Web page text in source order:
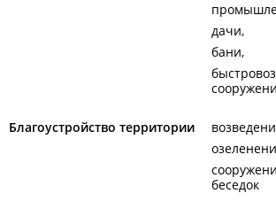
дачи
бани
Благоустройство территории
беседок